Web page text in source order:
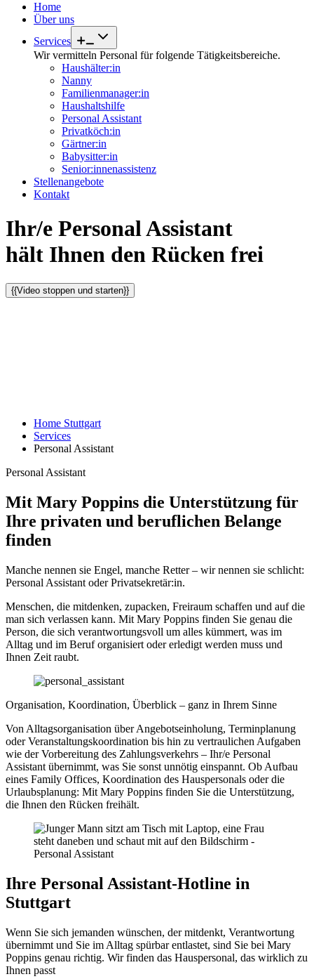
Home
Über uns
Services
Wir vermitteln Personal für folgende Tätigkeitsbereiche.
Haushälter:in
Nanny
Familienmanager:in
Haushaltshilfe
Personal Assistant
Privatköch:in
Gärtner:in
Babysitter:in
Senior:innenassistenz
Stellenangebote
Kontakt
Ihr/e Personal Assistant
hält Ihnen den Rücken frei
{{Video stoppen und starten}}
Home Stuttgart
Services
Personal Assistant
Personal Assistant
Mit Mary Poppins die Unterstützung für
Ihre privaten und beruflichen Belange
finden
Manche nennen sie Engel, manche Retter – wir nennen sie schlicht:
Personal Assistant oder Privatsekretär:in.
Menschen, die mitdenken, zupacken, Freiraum schaffen und auf die
man sich verlassen kann. Mit Mary Poppins finden Sie genau die
Person, die sich verantwortungsvoll um alles kümmert, was im
Alltag und im Beruf organisiert oder erledigt werden muss und
Ihnen Zeit raubt.
Organisation, Koordination, Überblick – ganz in Ihrem Sinne
Von Alltagsorganisation über Angebotseinholung, Terminplanung
oder Veranstaltungskoordination bis hin zu vertraulichen Aufgaben
wie der Vorbereitung des Zahlungsverkehrs – Ihr/e Personal
Assistant übernimmt, was Sie sonst unnötig einspannt. Ob Aufbau
eines Family Offices, Koordination des Hauspersonals oder die
Urlaubsplanung: Mit Mary Poppins finden Sie die Unterstützung,
die Ihnen den Rücken freihält.
Ihre Personal Assistant-Hotline in
Stuttgart
Wenn Sie sich jemanden wünschen, der mitdenkt, Verantwortung
übernimmt und Sie im Alltag spürbar entlastet, sind Sie bei Mary
Poppins genau richtig. Wir finden das Hauspersonal, das wirklich zu
Ihnen passt